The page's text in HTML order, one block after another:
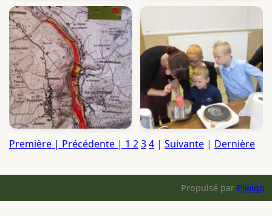
Première | Précédente | 1 234 | Suivante | Dernière
Propulsé par Piwigo